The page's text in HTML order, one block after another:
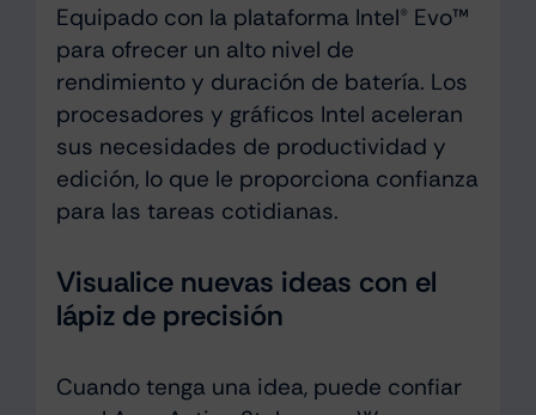
Equipado con la plataforma Intel® Evo™
para ofrecer un alto nivel de
rendimiento y duración de batería. Los
procesadores y gráficos Intel aceleran
sus necesidades de productividad y
edición, lo que le proporciona confianza
para las tareas cotidianas.
Visualice nuevas ideas con el
lápiz de precisión
Cuando tenga una idea, puede confiar